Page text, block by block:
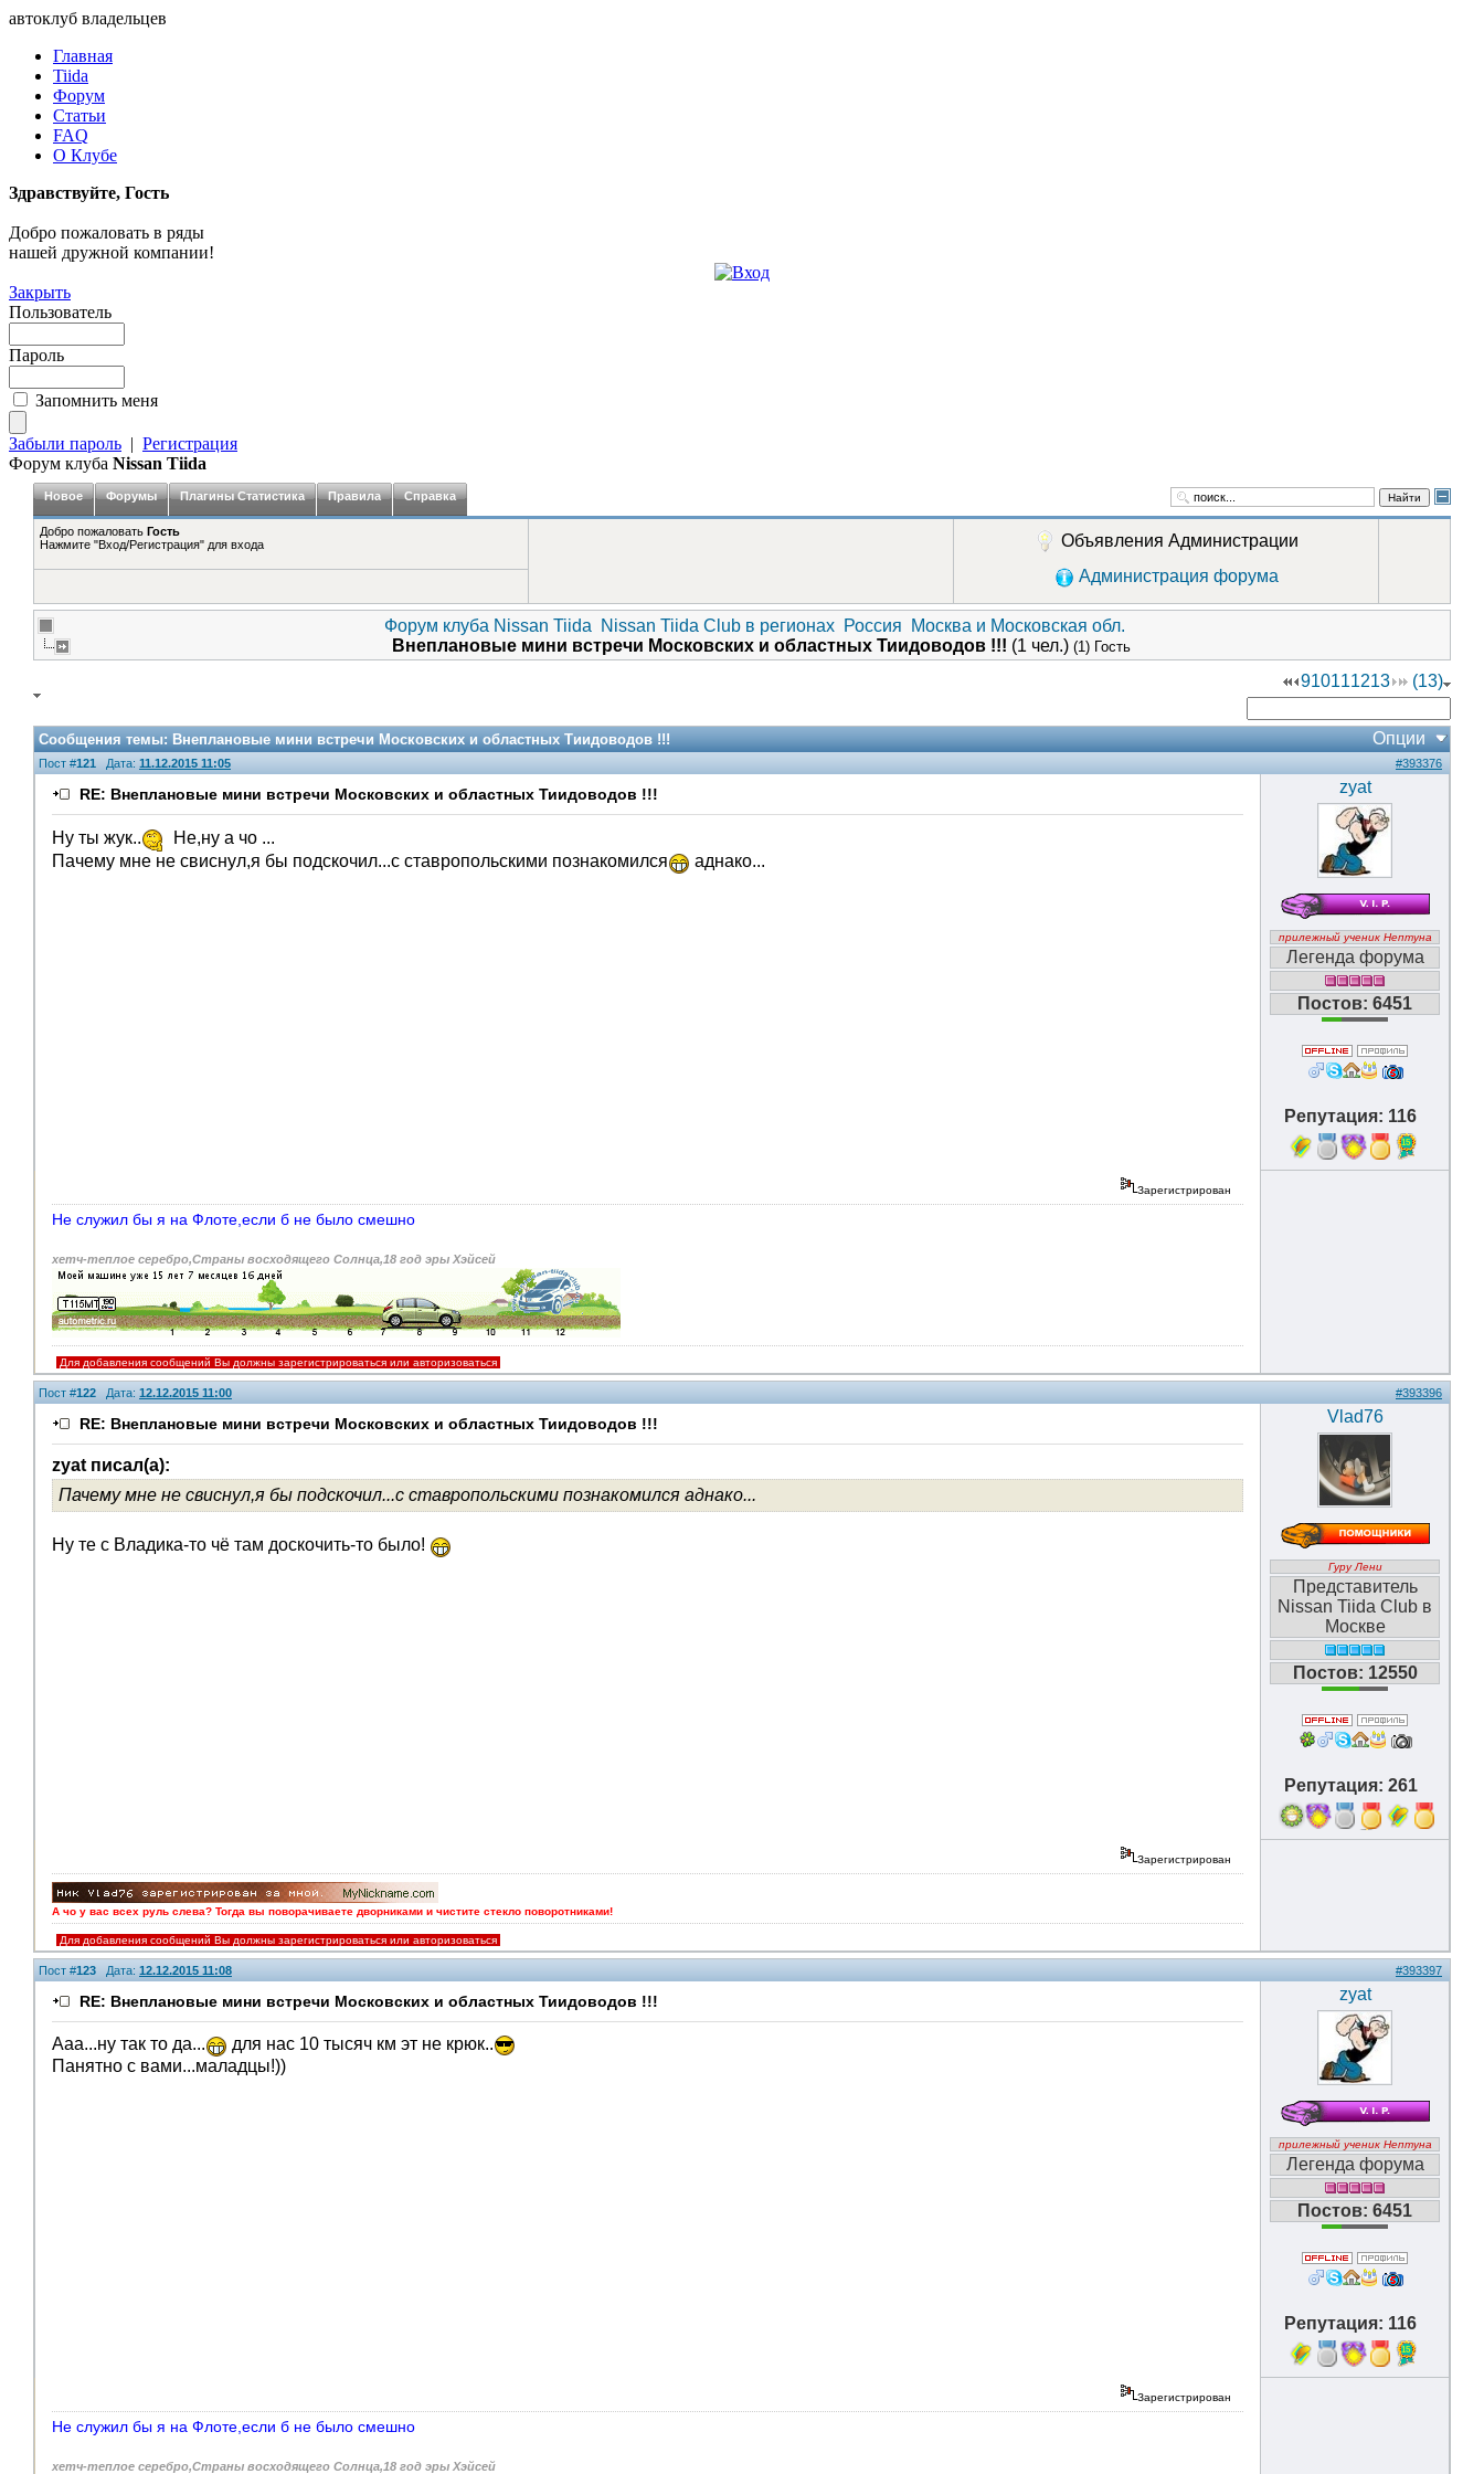
автоклуб владельцев
Главная
Tiida
Форум
Статьи
FAQ
О Клубе
Здравствуйте, Гость
Добро пожаловать в ряды
нашей дружной компании!
Закрыть
Пользователь
Пароль
Запомнить меня
Забыли пароль | Регистрация
Форум клуба Nissan Tiida
Новое Форумы Плагины Статистика Правила Справка Найти
Добро пожаловать Гость
Нажмите "Вход/Регистрация" для входа
Объявления Администрации
Администрация форума
Форум клуба Nissan Tiida Nissan Tiida Club в регионах Россия
Москва и Московская обл.
Внеплановые мини встречи Московских и областных Тиидоводов !!! (1 чел.) (1) Гость
910111213 (13)
Сообщения темы:Внеплановые мини встречи Московских и областных Тиидоводов !!! Опции
Пост #121 Дата: 11.12.2015 11:05 #393376
RE: Внеплановые мини встречи Московских и областных Тиидоводов !!!
Ну ты жук..
Не,ну а чо ...
Пачему мне не свиснул,я бы подскочил...с ставропольскими познакомился
аднако...
zyat
прилежный ученик Нептуна
Легенда форума
Постов: 6451
Репутация: 116
15
Зарегистрирован
Не служил бы я на Флоте,если б не было смешно
хетч-теплое серебро,Страны восходящего Солнца,18 год эры Хэйсей
Для добавления сообщений Вы должны зарегистрироваться или авторизоваться
Пост #122 Дата: 12.12.2015 11:00 #393396
RE: Внеплановые мини встречи Московских и областных Тиидоводов !!!
zyat писал(а):
Пачему мне не свиснул,я бы подскочил...с ставропольскими познакомился аднако...
Ну те с Владика-то чё там доскочить-то было!
Vlad76
Гуру Лени
Представитель
Nissan Tiida Club в
Москве
Постов: 12550
Репутация: 261
16
Зарегистрирован
А чо у вас всех руль слева? Тогда вы поворачиваете дворниками и чистите стекло поворотниками!
Для добавления сообщений Вы должны зарегистрироваться или авторизоваться
Пост #123 Дата: 12.12.2015 11:08 #393397
RE: Внеплановые мини встречи Московских и областных Тиидоводов !!!
Ааа...ну так то да...
для нас 10 тысяч км эт не крюк..
Панятно с вами...маладцы!))
zyat
прилежный ученик Нептуна
Легенда форума
Постов: 6451
Репутация: 116
15
Зарегистрирован
Не служил бы я на Флоте,если б не было смешно
хетч-теплое серебро,Страны восходящего Солнца,18 год эры Хэйсей